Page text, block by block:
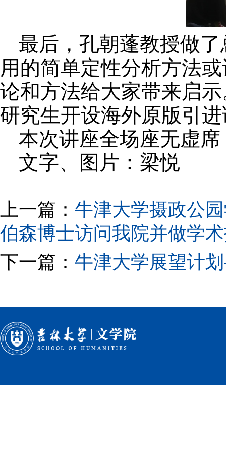
最后，孔朝蓬教授做
用的简单定性分析方法
论和方法给大家带来启
研究生开设海外原版引
本次讲座全场座无虚
文字、图片：梁悦
上一篇： 牛津大学摄政公
伯森博士访问我院并做学
下一篇： 牛津大学展望计